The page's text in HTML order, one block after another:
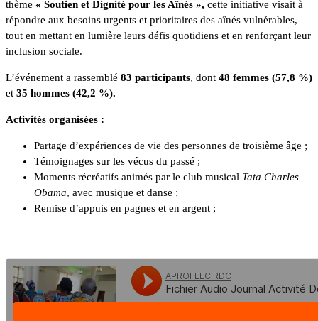
thème « Soutien et Dignité pour les Aînés », cette initiative visait à
répondre aux besoins urgents et prioritaires des aînés vulnérables,
tout en mettant en lumière leurs défis quotidiens et en renforçant leur
inclusion sociale.
L’événement a rassemblé 83 participants, dont 48 femmes (57,8 %)
et 35 hommes (42,2 %).
Activités organisées :
Partage d’expériences de vie des personnes de troisième âge ;
Témoignages sur les vécus du passé ;
Moments récréatifs animés par le club musical Tata Charles
Obama, avec musique et danse ;
Remise d’appuis en pagnes et en argent ;